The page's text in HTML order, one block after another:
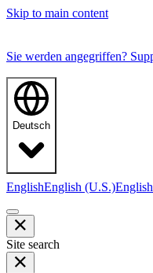
Skip to main content
Sie werden angegriffen?
Deutsch
EnglishEnglish (U.S.)
Site search